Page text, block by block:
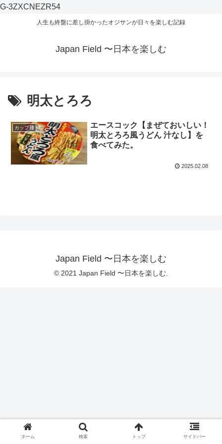
G-3ZXCNEZR54
人生も終盤に差し掛かったオジサンが日々を楽しむ記録
Japan Field 〜日本を楽しむ
明太とろろ
カップ麺
エースコック【まぜておいしい！
明太とろろ風うどん 汁なし】を
食べてみた。
2025.02.08
Japan Field 〜日本を楽しむ
© 2021 Japan Field 〜日本を楽しむ.
ホーム 検索 トップ サイドバー